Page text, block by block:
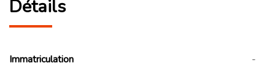
Détails
Immatriculation
-